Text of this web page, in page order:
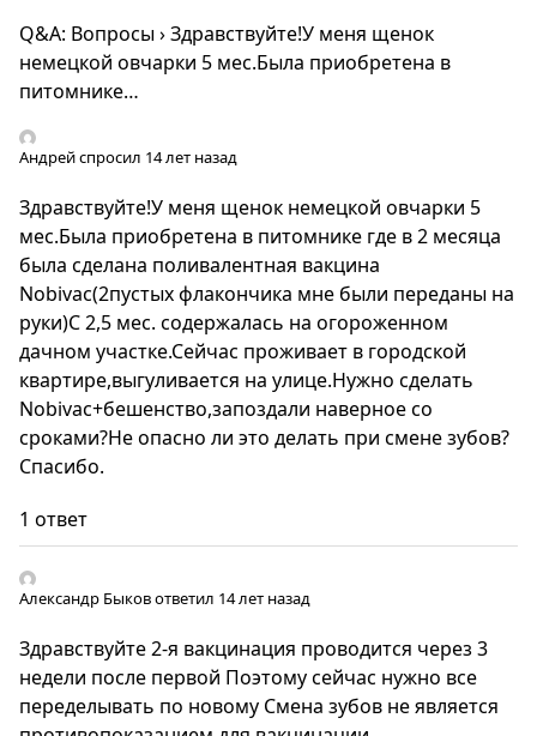
Q&A: Вопросы›Здравствуйте!У меня щенок
немецкой овчарки 5 мес.Была приобретена в
питомнике…
Андрейспросил 14 лет назад
Здравствуйте!У меня щенок немецкой овчарки 5
мес.Была приобретена в питомнике где в 2 месяца
была сделана поливалентная вакцина
Nobivac(2пустых флакончика мне были переданы на
руки)С 2,5 мес. содержалась на огороженном
дачном участке.Сейчас проживает в городской
квартире,выгуливается на улице.Нужно сделать
Nobivac+бешенство,запоздали наверное со
сроками?Не опасно ли это делать при смене зубов?
Спасибо.
1 ответ
Александр Быковответил 14 лет назад
Здравствуйте 2-я вакцинация проводится через 3
недели после первой Поэтому сейчас нужно все
переделывать по новому Смена зубов не является